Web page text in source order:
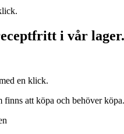
i vår lager.
en klick.
att köpa och behöver köpa.